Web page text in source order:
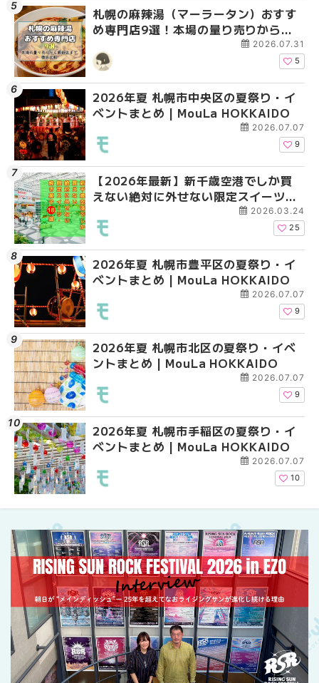
札幌の麻辣湯（マーラータン）おすす
め専門店9選！本場の量り売りから最
新店まで徹底比較 | MouLa
HOKKAIDO
2026.07.31
5
2026年夏 札幌市中央区の夏祭り・イ
ベントまとめ | MouLa HOKKAIDO
2026.07.07
9
【2026年最新】新千歳空港でしか買
えない絶対に外せない限定スイーツ・
焼き菓子18選 | MouLa HOKKAIDO
2026.03.24
25
2026年夏 札幌市豊平区の夏祭り・イ
ベントまとめ | MouLa HOKKAIDO
2026.07.07
9
2026年夏 札幌市北区の夏祭り・イベ
ントまとめ | MouLa HOKKAIDO
2026.07.07
9
2026年夏 札幌市手稲区の夏祭り・イ
ベントまとめ | MouLa HOKKAIDO
2026.07.07
10
2026年夏 札幌市白石
ベントまとめ |
2026年夏 札幌市清田
ベントまとめ |
2026年夏 札幌市南区
ントまとめ | MouLa
2026年夏 札幌市豊平
ベントまとめ |
2026年夏 札幌市中央
ベントまとめ |
2026年夏 恵庭市・千
イベントまとめ |
2026年夏 札幌市手稲
ベントまとめ |
札幌の麻辣湯（マーラ
め専門店6選！本場の
新店まで徹底比較 |
2026年夏 札幌市清田
ベントまとめ |
【2026年最新】新千
えない絶対に外せない
焼き菓子18選 |
【新千歳空港】新カー
業。「SUPER
ーパーラウンジアネッ
介！！ | MouLa
2026年夏 札幌市豊平
ベントまとめ |